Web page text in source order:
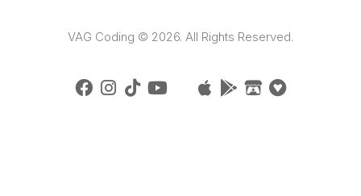
VAG Coding © 2026. All Rights Reserved.